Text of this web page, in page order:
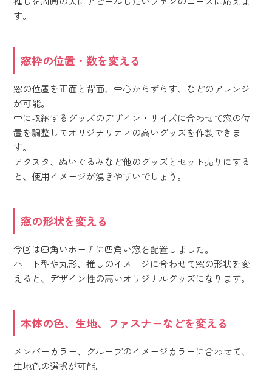
す。
窓枠の位置・数を変える
窓の位置を正面と背面、中心からずらす、などのアレンジ
が可能。
中に収納するグッズのデザイン・サイズに合わせて窓の位
置を調整してオリジナリティの高いグッズを作製できま
す。
アクスタ、ぬいぐるみなど他のグッズとセット売りにする
と、使用イメージが湧きやすいでしょう。
窓の形状を変える
今回は四角いポーチに四角い窓を配置しました。
ハート型や丸形、推しのイメージに合わせて窓の形状を変
えると、デザイン性の高いオリジナルグッズになります。
本体の色、生地、ファスナーなどを変える
メンバーカラー、グループのイメージカラーに合わせて、
生地色の選択が可能。